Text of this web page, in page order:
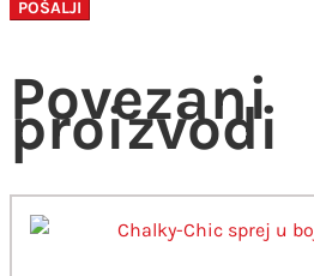
Povezani
proizvodi